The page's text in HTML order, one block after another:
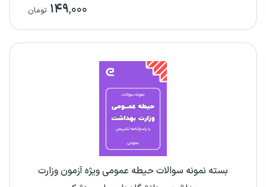
۱۴۹,۰۰۰ تومان
بسته نمونه سوالات حیطه عمومی ویژه آزمون وزارت